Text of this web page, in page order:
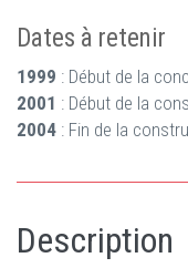
Dates à retenir
1999 : Début de la
2001 : Début de la
2004 : Fin de la
Description